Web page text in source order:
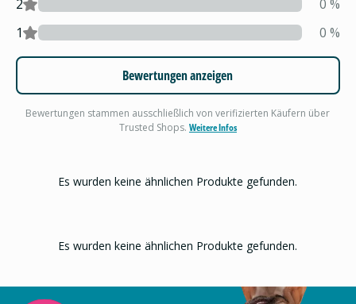
2 0 %
1
0 %
Bewertungen anzeigen
Bewertungen stammen ausschließlich von verifizierten Käufern über
Trusted Shops. Weitere Infos
Es wurden keine ähnlichen Produkte gefunden.
Es wurden keine ähnlichen Produkte gefunden.